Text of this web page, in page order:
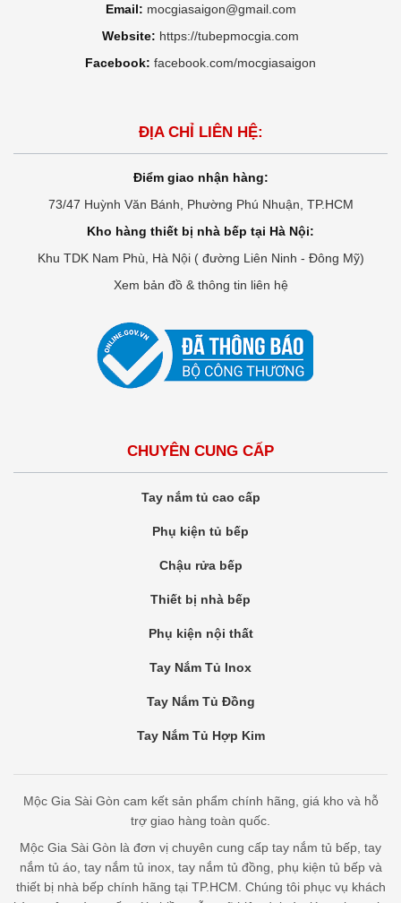
Email: mocgiasaigon@gmail.com
Website: https://tubepmocgia.com
Facebook: facebook.com/mocgiasaigon
ĐỊA CHỈ LIÊN HỆ:
Điểm giao nhận hàng:
73/47 Huỳnh Văn Bánh, Phường Phú Nhuận, TP.HCM
Kho hàng thiết bị nhà bếp tại Hà Nội:
Khu TDK Nam Phù, Hà Nội ( đường Liên Ninh - Đông Mỹ)
Xem bản đồ & thông tin liên hệ
CHUYÊN CUNG CẤP
Tay nắm tủ cao cấp
Phụ kiện tủ bếp
Chậu rửa bếp
Thiết bị nhà bếp
Phụ kiện nội thất
Tay Nắm Tủ Inox
Tay Nắm Tủ Đồng
Tay Nắm Tủ Hợp Kim
Mộc Gia Sài Gòn cam kết sản phẩm chính hãng, giá kho và hỗ
trợ giao hàng toàn quốc.
Mộc Gia Sài Gòn là đơn vị chuyên cung cấp tay nắm tủ bếp, tay
nắm tủ áo, tay nắm tủ inox, tay nắm tủ đồng, phụ kiện tủ bếp và
thiết bị nhà bếp chính hãng tại TP.HCM. Chúng tôi phục vụ khách